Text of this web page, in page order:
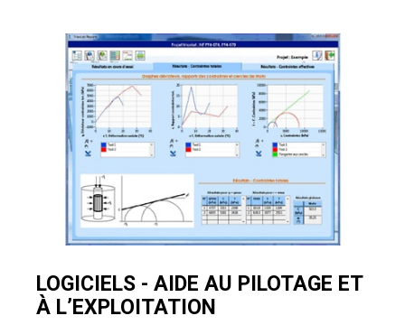
LOGICIELS - AIDE AU PILOTAGE ET
À L’EXPLOITATION